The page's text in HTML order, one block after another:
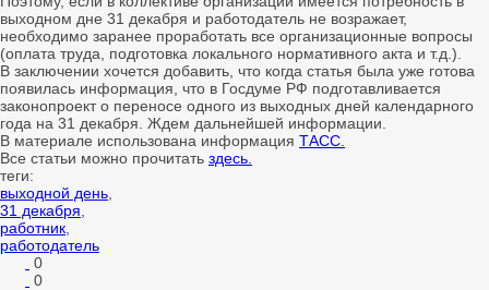
выходном дне 31 декабря и работодатель не возражает,
необходимо заранее проработать все организационные вопросы
(оплата труда, подготовка локального нормативного акта и т.д.).
В заключении хочется добавить, что когда статья была уже готова
появилась информация, что в Госдуме РФ подготавливается
законопроект о переносе одного из выходных дней календарного
года на 31 декабря. Ждем дальнейшей информации.
В материале использована информация ТАСС.
Все статьи можно прочитать здесь.
теги:
выходной день
31 декабря
работник
работодатель
0
0